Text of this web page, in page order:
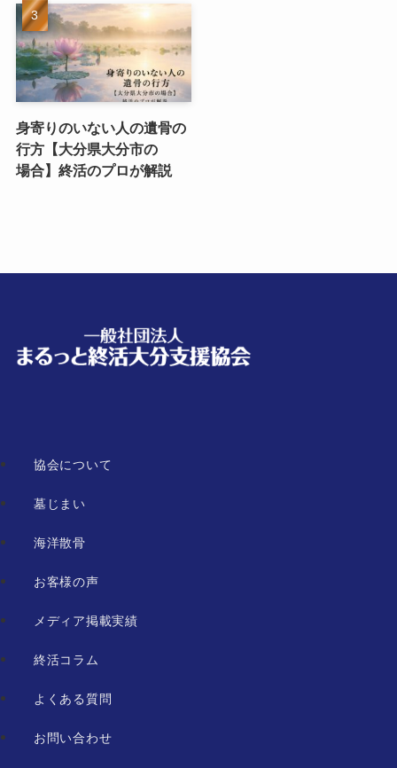
身寄りのいない​人の​遺骨の​
行方​【大分県大分市の​
場合】終活の​プロが​解説
協会について
墓じまい
海洋散骨
お客様の声
メディア掲載実績
終活コラム
よくある質問
お問い合わせ